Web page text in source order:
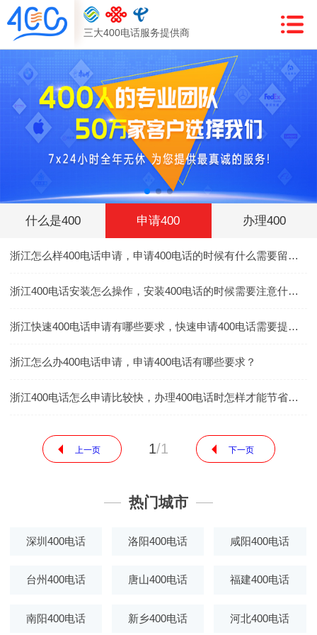
三大400电话服务提供商
什么是400 申请400 办理400
浙江怎么样400电话申请，申请400电话的时候有什么需要留意的
浙江400电话安装怎么操作，安装400电话的时候需要注意什么事情
浙江快速400电话申请有哪些要求，快速申请400电话需要提前准备什么相关的资料
浙江怎么办400电话申请，申请400电话有哪些要求？
浙江400电话怎么申请比较快，办理400电话时怎样才能节省时间
上一页 1/1 下一页
热门城市
深圳400电话 洛阳400电话 咸阳400电话
台州400电话 唐山400电话 福建400电话
南阳400电话 新乡400电话 河北400电话